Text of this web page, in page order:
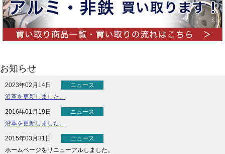
お知らせ
2023年02月14日
沿革を更新しました。
2016年01月19日
沿革を更新しました。
2015年03月31日
ホームページをリニューアルしました。